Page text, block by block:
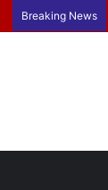
Breaking News